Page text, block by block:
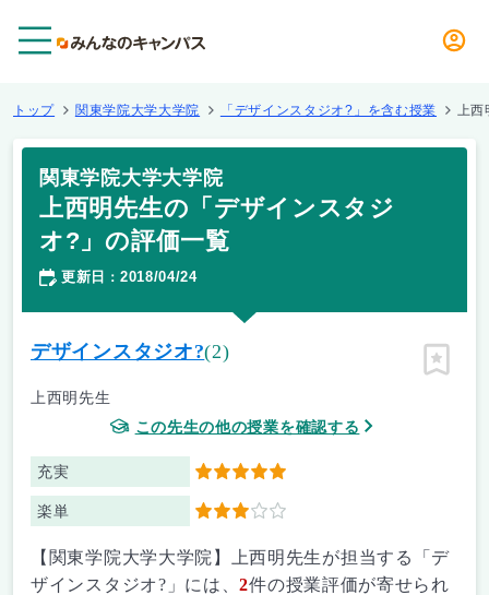
トップ 関東学院大学大学院 「デザインスタジオ?」を含む授業 上西
関東学院大学大学院
上西明先生の「デザインスタジ
オ?」の評価一覧
更新日 ： 2018/04/24
デザインスタジオ?(2)
上西明先生
この先生の他の授業を確認する
充実 5
楽単 3
ピン留
【関東学院大学大学院】上西明先生が担当する「デ
ザインスタジオ?」には、2件の授業評価が寄せられ